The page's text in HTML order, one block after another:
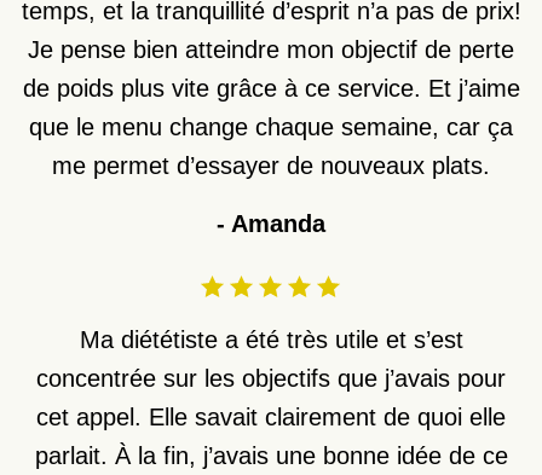
temps, et la tranquillité d’esprit n’a pas de prix!
Je pense bien atteindre mon objectif de perte
de poids plus vite grâce à ce service. Et j’aime
que le menu change chaque semaine, car ça
me permet d’essayer de nouveaux plats.
- Amanda
Ma diététiste a été très utile et s’est
concentrée sur les objectifs que j’avais pour
cet appel. Elle savait clairement de quoi elle
parlait. À la fin, j’avais une bonne idée de ce